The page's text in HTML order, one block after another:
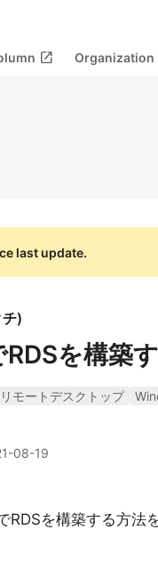
open_in_new Organization
last update.
)
を構築
リモートデスクトップ
08-19
を構築する方法